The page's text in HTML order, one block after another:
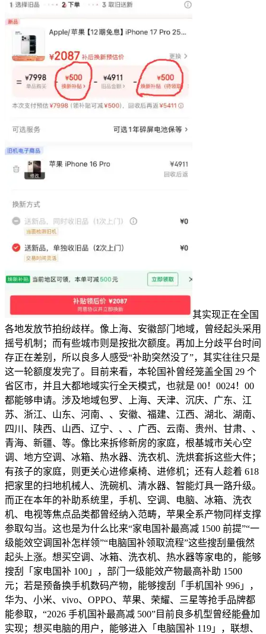
其实现正在全国
各地发放节拍纷歧样。像上海、安徽部门地域，曾经起头采用
摇号机制；而有些城市则是按批次额度。再加上分歧平台时间
存正在差别，所以良多人感受“补助突然没了”，其实往往只是
这一轮额度发完了。目前来看，本轮国补曾经笼盖全国 29 个
省区市，并且大都地域实行全天模式，也就是 00！0024！00
都能够申请。涉及地域包罗、上海、天津、沉庆、广东、江
苏、浙江、山东、河南、、安徽、福建、江西、湖北、湖南、
四川、陕西、山西、辽宁、、、广西、云南、贵州、甘肃、、
青海、新疆、等。像比来拆修新房的家庭，根基城市关心空
调、地方空调、冰箱、热水器、洗衣机、洗烘套拆这些大件；
有孩子的家庭，则更关心进修桌椅、进修机；还有人趁着 618
把家里的扫地机械人、洗碗机、清水器、智能灯具一路升级。
而正在本年的补助系统里，手机、空调、电脑、冰箱、洗衣
机、电视等焦点品类都曾经纳入范畴，苹果全系产物同样支撑
参取勾当。这也是为什么比来“家电国补最高减 1500 前提”“一
级能效空调国补怎样领”“电脑国补领取流程”这些搜刮量俄然
起头上涨。想买空调、冰箱、洗衣机、热水器等家电的，能够
搜刮「家电国补 100」，部门一级能效产物最高补助 1500
元；若是预备换手机数码产物，能够搜刮「手机国补 996」，
华为、小米、vivo、OPPO、苹果、荣耀、三星等抢手品牌都
能参取，“2026 手机国补最高减 500”目前良多机型曾经能叠加
实现；想买电脑的用户，能够进入「电脑国补 119」，联想、